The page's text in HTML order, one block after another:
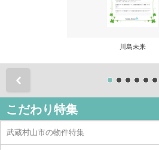
川島未来
こだわり特集
武蔵村山市の物件特集